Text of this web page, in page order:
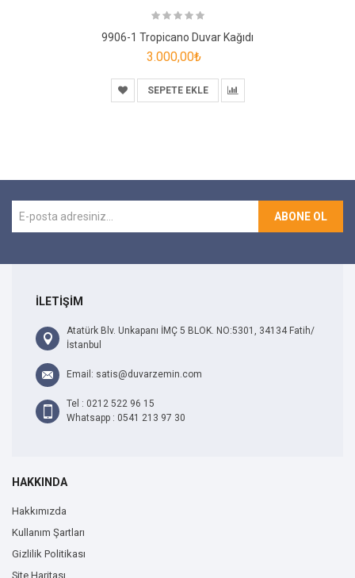
9906-1 Tropicano Duvar Kağıdı
3.000,00₺
SEPETE EKLE
ABONE OL
İLETİŞİM
Atatürk Blv. Unkapanı İMÇ 5 BLOK. NO:5301, 34134 Fatih/
İstanbul
Email: satis@duvarzemin.com
Tel : 0212 522 96 15
Whatsapp : 0541 213 97 30
HAKKINDA
Hakkımızda
Kullanım Şartları
Gizlilik Politikası
Site Haritası